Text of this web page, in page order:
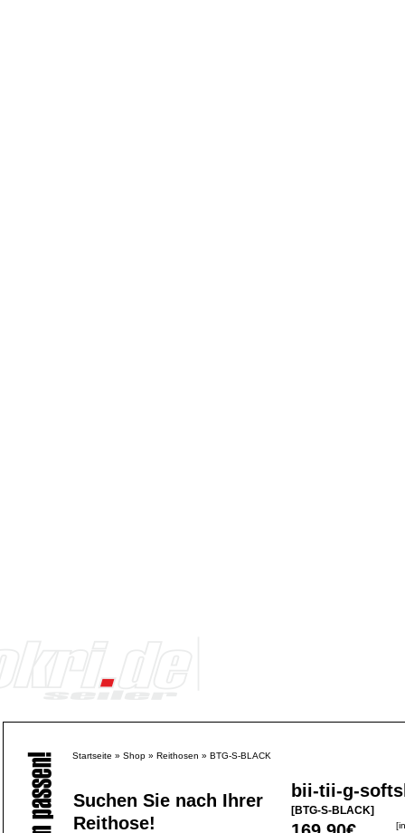
Startseite » Shop » Reithosen » BTG-S-BLACK
Suchen Sie nach Ihrer
Reithose!
bii-tii-g-
[BTG-S-BLACK]